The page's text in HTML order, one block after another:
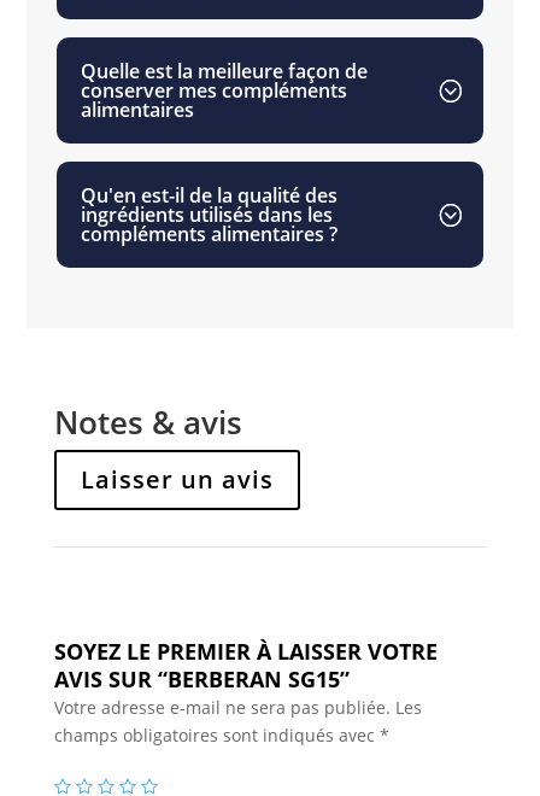
Quelle est la meilleure façon de
conserver mes compléments
alimentaires
Qu'en est-il de la qualité des
ingrédients utilisés dans les
compléments alimentaires ?
Notes & avis
Laisser un avis
SOYEZ LE PREMIER À LAISSER VOTRE
AVIS SUR “BERBERAN SG15”
Votre adresse e-mail ne sera pas publiée. Les
champs obligatoires sont indiqués avec *